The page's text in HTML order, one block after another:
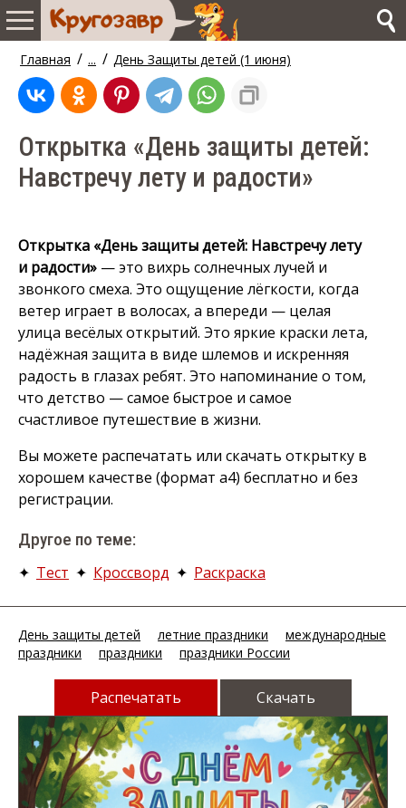
Главная / ... / День Защиты детей (1 июня)
Открытка «День защиты детей:
Навстречу лету и радости»
Открытка «День защиты детей: Навстречу лету
и радости» — это вихрь солнечных лучей и
звонкого смеха. Это ощущение лёгкости, когда
ветер играет в волосах, а впереди — целая
улица весёлых открытий. Это яркие краски лета,
надёжная защита в виде шлемов и искренняя
радость в глазах ребят. Это напоминание о том,
что детство — самое быстрое и самое
счастливое путешествие в жизни.
Вы можете распечатать или скачать открытку в
хорошем качестве (формат а4) бесплатно и без
регистрации.
Другое по теме:
✦ Тест ✦ Кроссворд ✦ Раскраска
День защиты детей летние праздники
международные
праздники
праздники праздники России
Распечатать Скачать